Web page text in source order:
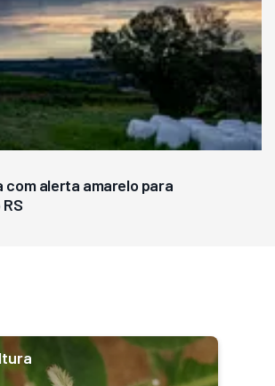
com alerta amarelo para